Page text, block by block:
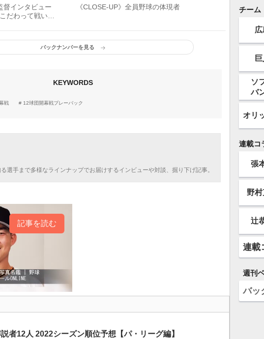
督インタビュー
だわって戦いた
《CLOSE-UP》全員野球の体現者
バックナンバーを見る
KEYWORDS
戦 12球団開幕戦プレーバック
選手まで多様なラインナップでお届けするインビューや対談、掘り下げ記事。
記事を読む
者12人 2022シーズン順位予想【パ・リーグ編】
チーム
広
ソ
バ
オリ
連載コ
張
野
辻
連載
週刊
バッ